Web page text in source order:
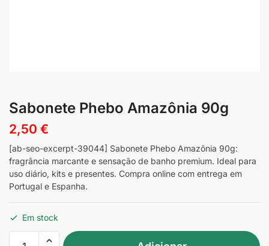
Sabonete Phebo Amazônia 90g
2,50 €
[ab-seo-excerpt-39044] Sabonete Phebo Amazônia 90g:
fragrância marcante e sensação de banho premium. Ideal para
uso diário, kits e presentes. Compra online com entrega em
Portugal e Espanha.
Em stock
Quantidade